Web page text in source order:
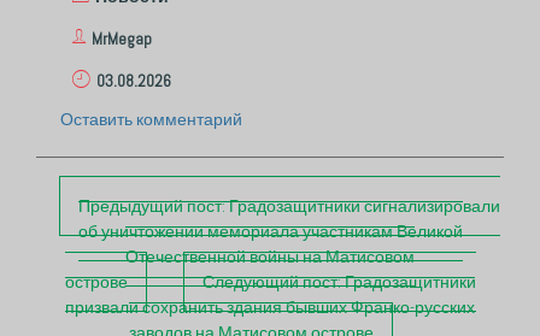
MrMegap
03.08.2026
Оставить комментарий
П
о
Предыдущий пост:Градозащитники сигнализировали
об уничтожении мемориала участникам Великой
Отечественной войны на Матисовом
острове
Следующий пост:Градозащитники
призвали сохранить здания бывших Франко-русских